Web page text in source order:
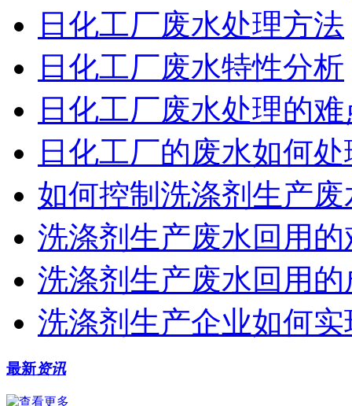
日化工厂废水处理方法
日化工厂废水特性分析
日化工厂废水处理的
日化工厂的废水如何
如何控制洗涤剂生产
洗涤剂生产废水回用
洗涤剂生产废水回用
洗涤剂生产企业如何
最新资讯